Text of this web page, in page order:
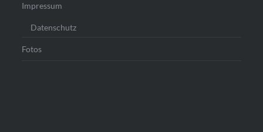
Impressum
Datenschutz
Fotos